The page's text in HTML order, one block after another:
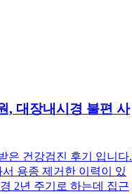
, 대장내시경 불편 사
은 건강검진 후기 입니다.
용종 제거한 이력이 있
2년 주기로 하는데 집근